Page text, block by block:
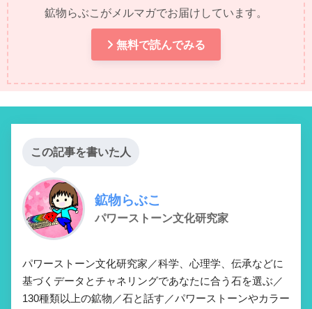
鉱物らぶこがメルマガでお届けしています。
無料で読んでみる
この記事を書いた人
鉱物らぶこ
パワーストーン文化研究家
パワーストーン文化研究家／科学、心理学、伝承などに
基づくデータとチャネリングであなたに合う石を選ぶ／
130種類以上の鉱物／石と話す／パワーストーンやカラー